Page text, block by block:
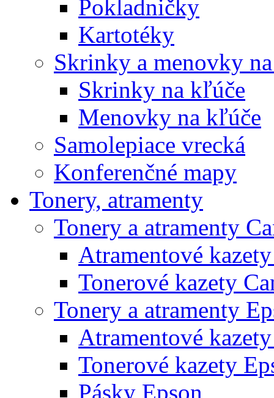
Pokladničky
Kartotéky
Skrinky a menovky
Skrinky na kľúče
Menovky na kľúče
Samolepiace vrecká
Konferenčné mapy
Tonery, atramenty
Tonery a atramenty
Atramentové
Tonerové kazety
Tonery a atramenty
Atramentové
Tonerové kazety
Pásky Epson